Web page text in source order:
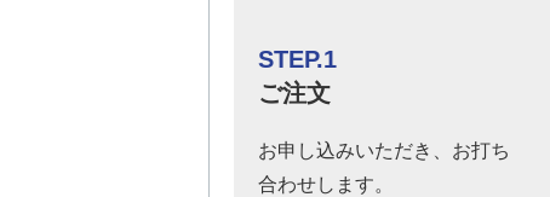
STEP.1
ご注文
お申し込みいただき、お打ち
合わせします。